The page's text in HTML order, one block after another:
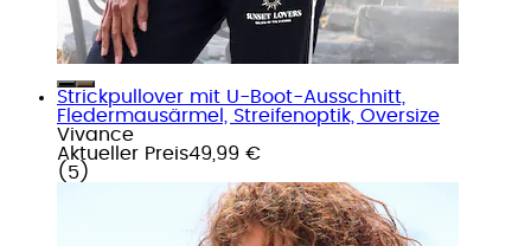
Strickpullover mit U-Boot-Ausschnitt,
Fledermausärmel, Streifenoptik, Oversize
Vivance
Aktueller Preis49,99 €
( 5 )